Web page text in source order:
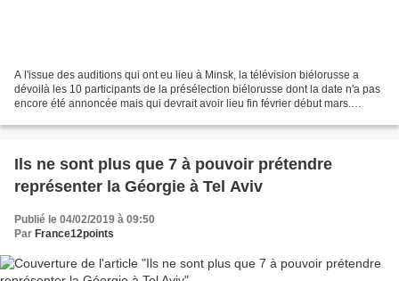
A l'issue des auditions qui ont eu lieu à Minsk, la télévision biélorusse a
dévoilà les 10 participants de la présélection biélorusse dont la date n'a pas
encore été annoncée mais qui devrait avoir lieu fin février début mars.
Ils ne sont plus que 7 à pouvoir prétendre
représenter la Géorgie à Tel Aviv
Publié le 04/02/2019 à 09:50
Par France12points